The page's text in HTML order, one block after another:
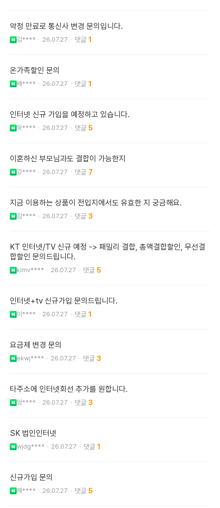
약정 만료로 통신사 변경 문의입니다.
김**** 26.07.27 1
온가족할인 문의
베**** 26.07.27 1
인터넷 신규 가입을 예정하고 있습니다.
와**** 26.07.27 5
이혼하신 부모님과도 결합이 가능한지
강**** 26.07.27 7
지금 이용하는 상품이 전입지에서도 유효한 지 궁금해요.
김**** 26.07.27 3
KT 인터넷/TV 신규 예정 -> 패밀리 결합, 총액결합할인, 무선결
합할인 문의드립니다.
kimv**** 26.07.27 5
인터넷+tv 신규가입 문의드립니다.
이**** 26.07.27 1
요금제 변경 문의
ekwj**** 26.07.27 3
타주소에 인터넷회선 추가를 원합니다.
엉**** 26.07.27 3
SK 법인인터넷
wjdg**** 26.07.27 1
신규가입 문의
해**** 26.07.27 5